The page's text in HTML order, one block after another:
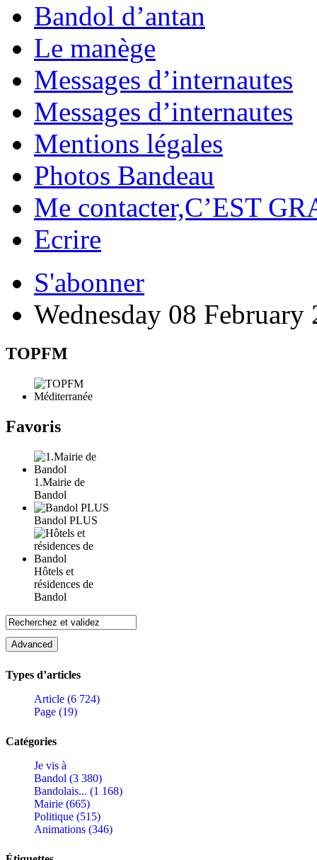
Bandol d’antan
Le manège
Messages d’internautes
Messages d’internautes
Mentions légales
Photos Bandeau
Me contacter,C’EST
Ecrire
S'abonner
Wednesday 08 February
TOPFM
Favoris
1.Mairie de
Bandol
Bandol PLUS
Hôtels et
résidences de
Bandol
Types d’articles
Article (6 724)
Page (19)
Catégories
Je vis à
Bandol (3 380)
Bandolais... (1 168)
Mairie (665)
Politique (515)
Animations (346)